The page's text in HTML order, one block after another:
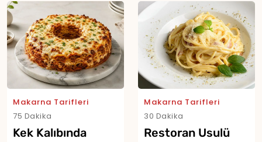
Makarna Tarifleri
75 Dakika
Kek Kalıbında
Makarna Tarifleri
30 Dakika
Restoran Usulü